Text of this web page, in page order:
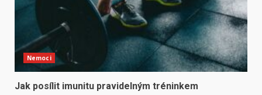
Nemoci
Jak posílit imunitu pravidelným tréninkem